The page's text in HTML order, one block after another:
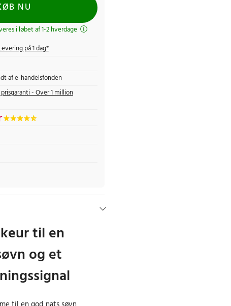
NU
i løbet af 1-2 hverdage
på 1 dag*
af e-handelsfonden
- Over 1 million
til en
og et